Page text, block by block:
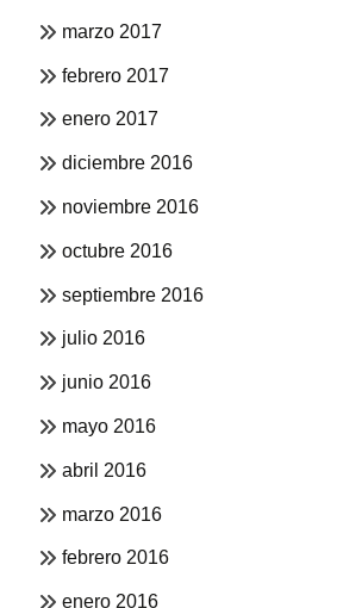
marzo 2017
febrero 2017
enero 2017
diciembre 2016
noviembre 2016
octubre 2016
septiembre 2016
julio 2016
junio 2016
mayo 2016
abril 2016
marzo 2016
febrero 2016
enero 2016